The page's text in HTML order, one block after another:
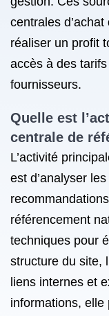
centrales
réaliser un profit
accès à des
fournisseurs.
Quelle est
centrale de
L’activité
est d’analyser
référencement
techniques pour
structure du site,
liens internes et
informations,